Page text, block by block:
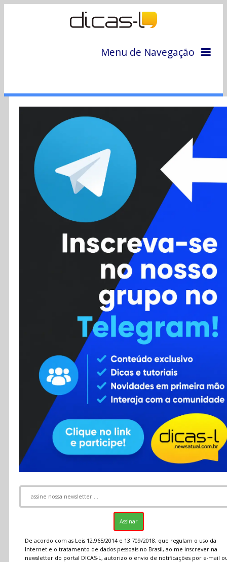
Menu de Navegação
Colunas
Colaboradores
Cursos
Enviar Dica
Contato
RSS
De acordo com as Leis 12.965/2014 e 13.709/2018, que regulam o uso da
Internet e o tratamento de dados pessoais no Brasil, ao me inscrever na
newsletter do portal DICAS-L, autorizo o envio de notificações por e-mail